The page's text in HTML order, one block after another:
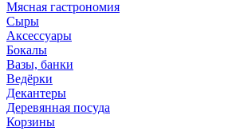
Мясная гастрономия
Сыры
Аксессуары
Бокалы
Вазы, банки
Ведёрки
Декантеры
Деревянная посуда
Корзины